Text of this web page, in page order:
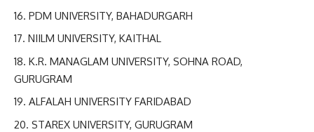
PDM UNIVERSITY, BAHADURGARH
NIILM UNIVERSITY, KAITHAL
K.R. MANAGLAM UNIVERSITY, SOHNA ROAD,
GURUGRAM
ALFALAH UNIVERSITY FARIDABAD
STAREX UNIVERSITY, GURUGRAM